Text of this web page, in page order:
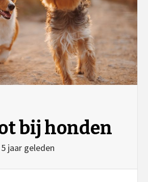
bij honden
5 jaar geleden